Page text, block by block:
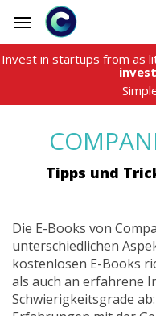
Toggle
navigation
Invest in startups from as
Tipps und
Die E-Books von
unterschiedlichen
kostenlosen E-Books
als auch an erfahrene
Schwierigkeitsgrade